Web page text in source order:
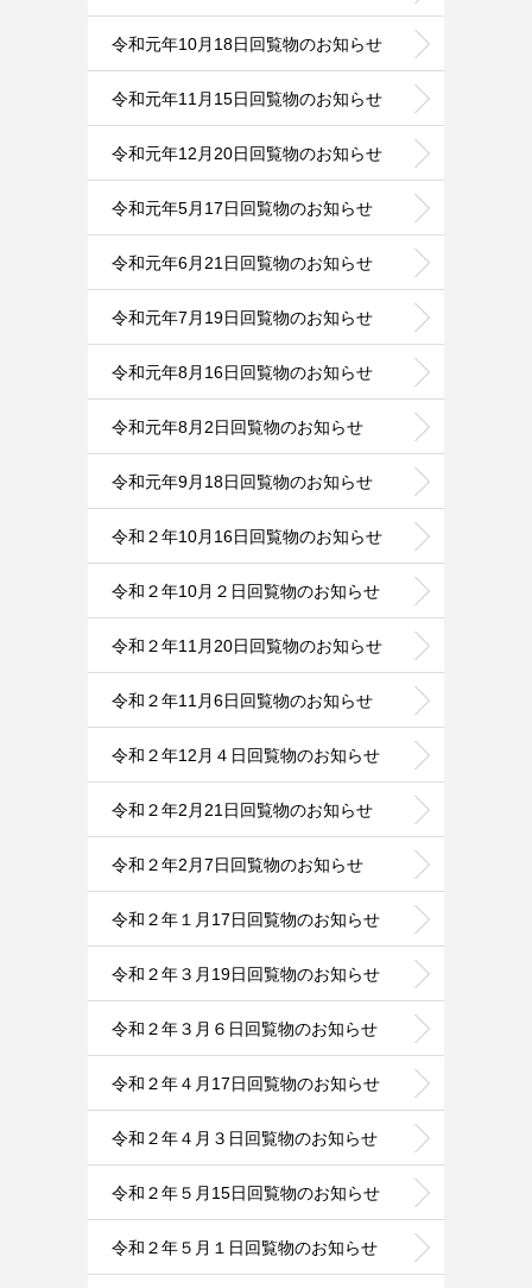
令和元年10月18日回覧物のお知らせ
令和元年11月15日回覧物のお知らせ
令和元年12月20日回覧物のお知らせ
令和元年5月17日回覧物のお知らせ
令和元年6月21日回覧物のお知らせ
令和元年7月19日回覧物のお知らせ
令和元年8月16日回覧物のお知らせ
令和元年8月2日回覧物のお知らせ
令和元年9月18日回覧物のお知らせ
令和２年10月16日回覧物のお知らせ
令和２年10月２日回覧物のお知らせ
令和２年11月20日回覧物のお知らせ
令和２年11月6日回覧物のお知らせ
令和２年12月４日回覧物のお知らせ
令和２年2月21日回覧物のお知らせ
令和２年2月7日回覧物のお知らせ
令和２年１月17日回覧物のお知らせ
令和２年３月19日回覧物のお知らせ
令和２年３月６日回覧物のお知らせ
令和２年４月17日回覧物のお知らせ
令和２年４月３日回覧物のお知らせ
令和２年５月15日回覧物のお知らせ
令和２年５月１日回覧物のお知らせ